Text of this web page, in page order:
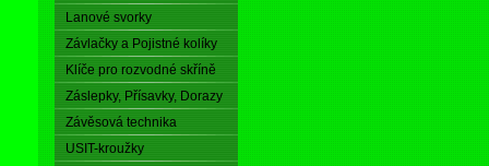
Lanové svorky
Závlačky a Pojistné kolíky
Klíče pro rozvodné skříně
Záslepky, Přísavky, Dorazy
Závěsová technika
USIT-kroužky